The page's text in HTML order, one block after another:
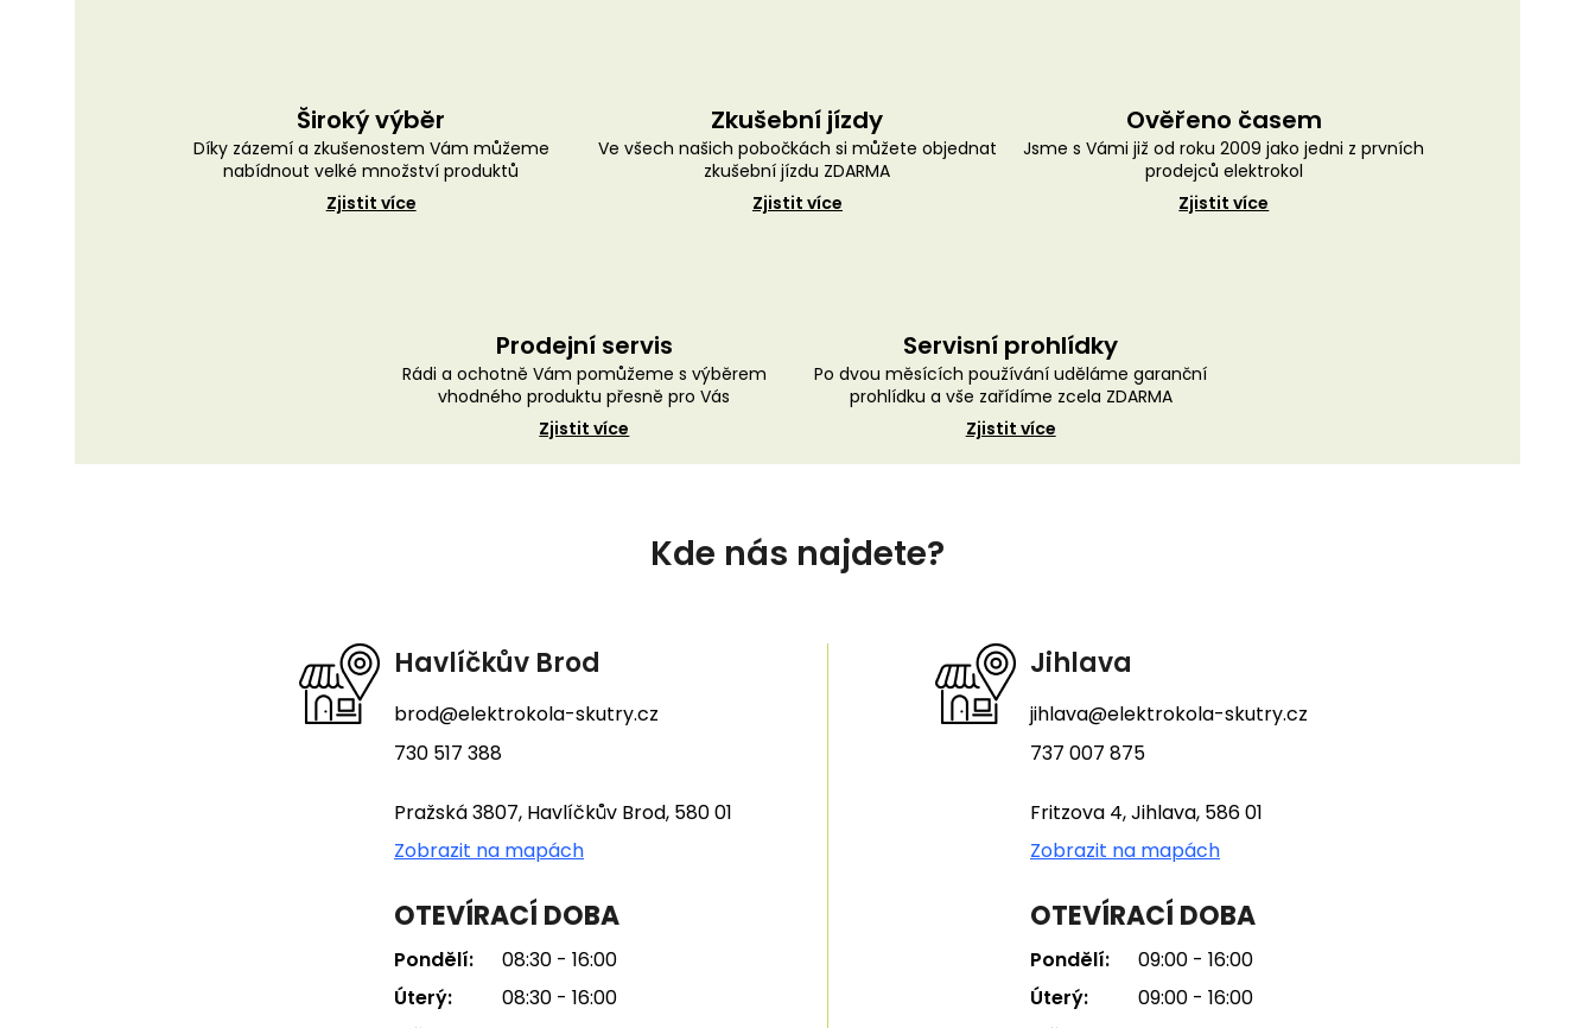
Široký výběr
Díky zázemí a zkušenostem Vám můžeme
nabídnout velké množství produktů
Zjistit více
Zkušební jízdy
Ve všech našich pobočkách si můžete objednat
zkušební jízdu ZDARMA
Zjistit více
Ověřeno časem
Jsme s Vámi již od roku 2009 jako jedni z prvních
prodejců elektrokol
Zjistit více
Prodejní servis
Rádi a ochotně Vám pomůžeme s výběrem
vhodného produktu přesně pro Vás
Zjistit více
Servisní prohlídky
Po dvou měsících používání uděláme garanční
prohlídku a vše zařídíme zcela ZDARMA
Zjistit více
Kde nás najdete?
Havlíčkův Brod
brod@elektrokola-skutry.cz
730 517 388
Pražská 3807, Havlíčkův Brod, 580 01
Zobrazit na mapách
OTEVÍRACÍ DOBA
Pondělí:
08:30 - 16:00
Úterý:
08:30 - 16:00
Jihlava
jihlava@elektrokola-skutry.cz
737 007 875
Fritzova 4, Jihlava, 586 01
Zobrazit na mapách
OTEVÍRACÍ DOBA
Pondělí:
09:00 - 16:00
Úterý:
09:00 - 16:00